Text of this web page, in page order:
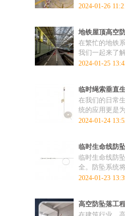
2024-01-26
地铁屋顶高空
在繁忙的地铁
我们一起来了解
2024-01-25
临时绳索垂直
在我们的日常
统的应用更是
2024-01-24
临时生命线防
临时生命线防
全。防坠系统
2024-01-23
高空防坠落工